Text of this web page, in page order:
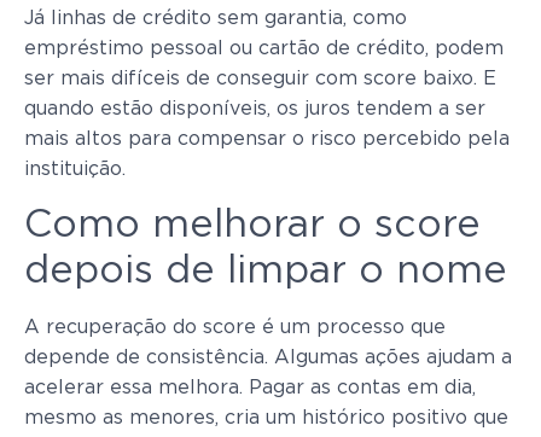
Já linhas de crédito sem garantia, como
empréstimo pessoal ou cartão de crédito, podem
ser mais difíceis de conseguir com score baixo. E
quando estão disponíveis, os juros tendem a ser
mais altos para compensar o risco percebido pela
instituição.
Como melhorar o score
depois de limpar o nome
A recuperação do score é um processo que
depende de consistência. Algumas ações ajudam a
acelerar essa melhora. Pagar as contas em dia,
mesmo as menores, cria um histórico positivo que